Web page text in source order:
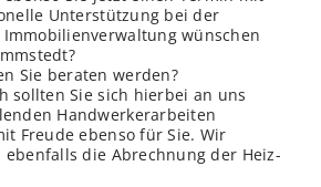
Unterstützung bei der
Immobilienverwaltung wünschen
Sie beraten werden?
sollten Sie sich hierbei an uns
Handwerkerarbeiten
Freude ebenso für Sie. Wir
ebenfalls die Abrechnung der Heiz-